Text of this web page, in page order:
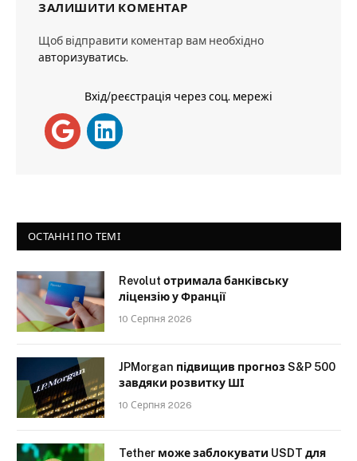
ЗАЛИШИТИ КОМЕНТАР
Щоб відправити коментар вам необхідно
авторизуватись.
Вхід/реєстрація через соц. мережі
ОСТАННІ ПО ТЕМІ
Revolut отримала банківську
ліцензію у Франції
10 Серпня 2026
JPMorgan підвищив прогноз S&P 500
завдяки розвитку ШІ
10 Серпня 2026
Tether може заблокувати USDT для